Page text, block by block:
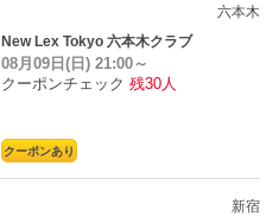
六本木
New Lex Tokyo 六本木クラブ
08月09日(日) 21:00～
クーポンチェック 残30人
クーポンあり
新宿